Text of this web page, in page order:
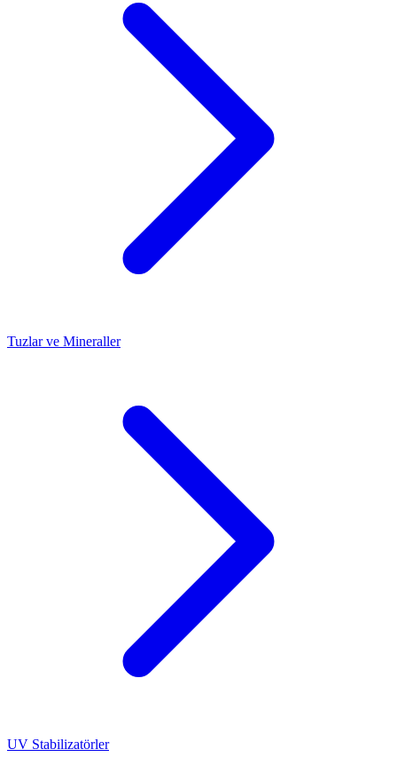
Tuzlar ve Mineraller
UV Stabilizatörler